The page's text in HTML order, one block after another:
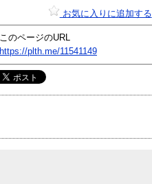
お気に入りに追加する
このページのURL
https://plth.me/11541149